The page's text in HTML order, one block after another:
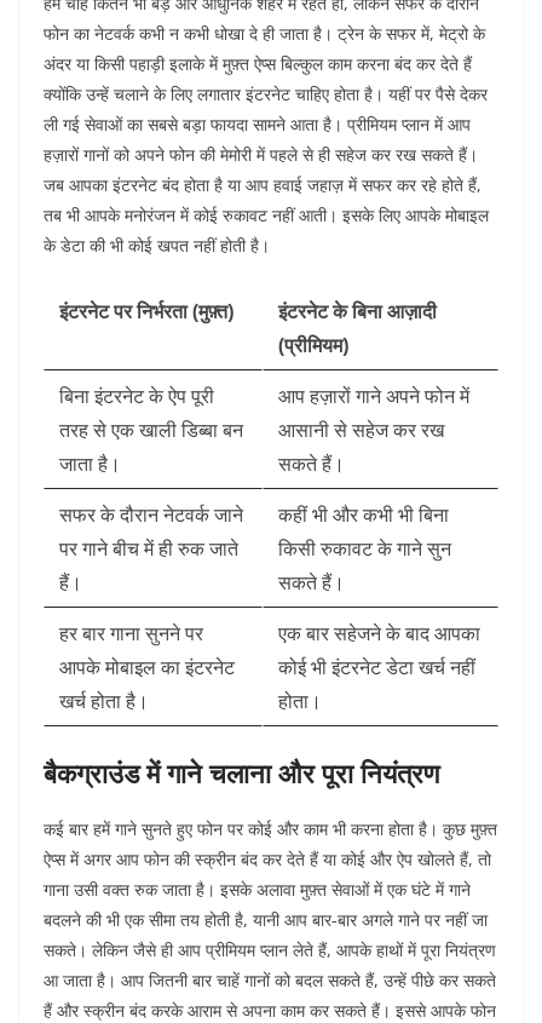
फोन का नेटवर्क कभी न कभी धोखा दे ही जाता है। ट्रेन के सफर में, मेट्रो के
अंदर या किसी पहाड़ी इलाके में मुफ़्त ऐप्स बिल्कुल काम करना बंद कर देते हैं
क्योंकि उन्हें चलाने के लिए लगातार इंटरनेट चाहिए होता है। यहीं पर पैसे देकर
ली गई सेवाओं का सबसे बड़ा फायदा सामने आता है। प्रीमियम प्लान में आप
हज़ारों गानों को अपने फोन की मेमोरी में पहले से ही सहेज कर रख सकते हैं।
जब आपका इंटरनेट बंद होता है या आप हवाई जहाज़ में सफर कर रहे होते हैं,
तब भी आपके मनोरंजन में कोई रुकावट नहीं आती। इसके लिए आपके मोबाइल
के डेटा की भी कोई खपत नहीं होती है।
इंटरनेट पर निर्भरता (मुफ़्त)
इंटरनेट के बिना आज़ादी
(प्रीमियम)
बिना इंटरनेट के ऐप पूरी
तरह से एक खाली डिब्बा बन
जाता है।
आप हज़ारों गाने अपने फोन में
आसानी से सहेज कर रख
सकते हैं।
सफर के दौरान नेटवर्क जाने
पर गाने बीच में ही रुक जाते
हैं।
कहीं भी और कभी भी बिना
किसी रुकावट के गाने सुन
सकते हैं।
हर बार गाना सुनने पर
आपके मोबाइल का इंटरनेट
खर्च होता है।
एक बार सहेजने के बाद आपका
कोई भी इंटरनेट डेटा खर्च नहीं
होता।
बैकग्राउंड में गाने चलाना और पूरा नियंत्रण
कई बार हमें गाने सुनते हुए फोन पर कोई और काम भी करना होता है। कुछ मुफ़्त
ऐप्स में अगर आप फोन की स्क्रीन बंद कर देते हैं या कोई और ऐप खोलते हैं, तो
गाना उसी वक्त रुक जाता है। इसके अलावा मुफ़्त सेवाओं में एक घंटे में गाने
बदलने की भी एक सीमा तय होती है, यानी आप बार-बार अगले गाने पर नहीं जा
सकते। लेकिन जैसे ही आप प्रीमियम प्लान लेते हैं, आपके हाथों में पूरा नियंत्रण
आ जाता है। आप जितनी बार चाहें गानों को बदल सकते हैं, उन्हें पीछे कर सकते
हैं और स्क्रीन बंद करके आराम से अपना काम कर सकते हैं। इससे आपके फोन